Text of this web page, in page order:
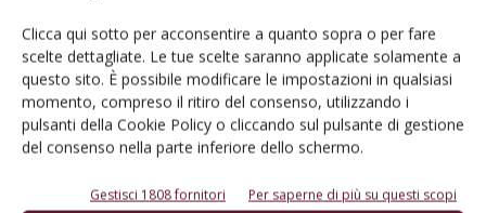
Clicca qui sotto per acconsentire a quanto sopra o per fare
scelte dettagliate. Le tue scelte saranno applicate solamente a
questo sito. È possibile modificare le impostazioni in qualsiasi
momento, compreso il ritiro del consenso, utilizzando i
pulsanti della Cookie Policy o cliccando sul pulsante di gestione
del consenso nella parte inferiore dello schermo.
Gestisci 1808 fornitori Per saperne di più su questi scopi